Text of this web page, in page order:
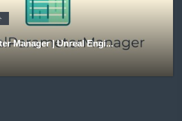
向けリトポロジーツールセットアドオ
2 | MP4・AVI・MKV・MOVな...
Manager | Unreal Engi...
イプ形状を構築出来るUnreal Engine
ブループリントライブラリやエディタ